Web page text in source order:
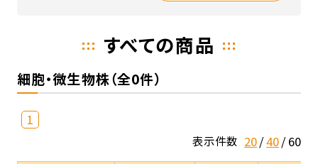
すべての商品
細胞・微生物株（全0件）
1
表示件数 20 40 60